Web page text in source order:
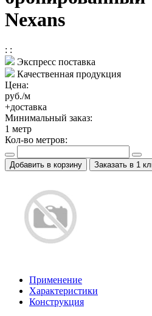
Nexans
: :
Экспресс поставка
Качественная продукция
Цена:
руб./м
+доставка
Минимальный заказ:
1 метр
Кол-во метров:
Добавить в корзину Заказать в 1
Применение
Характеристики
Конструкция